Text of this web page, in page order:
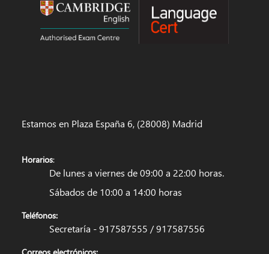
Estamos en Plaza España 6, (28008) Madrid
Horarios:
De lunes a viernes de 09:00 a 22:00 horas.
Sábados de 10:00 a 14:00 horas
Teléfonos:
Secretaría - 917587555 / 917587556